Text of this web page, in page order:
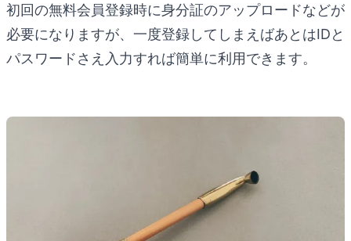
初回の無料会員登録時に身分証のアップロードなどが
必要になりますが、一度登録してしまえばあとはIDと
パスワードさえ入力すれば簡単に利用できます。